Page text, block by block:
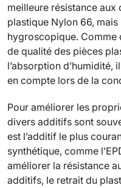
meilleure résistance
plastique Nylon 66,
hygroscopique. Comme
de qualité des pièces
l’absorption d’humidité,
en compte lors de la
Pour améliorer les
divers additifs sont
est l’additif le plus
synthétique, comme
améliorer la résistance
additifs, le retrait du